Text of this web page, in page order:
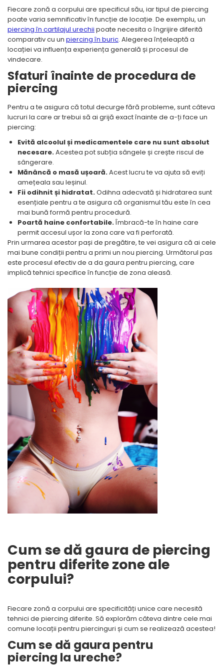
Fiecare zonă a corpului are specificul său, iar tipul de piercing
poate varia semnificativ în funcție de locație. De exemplu, un
piercing în cartilajul urechii poate necesita o îngrijire diferită
comparativ cu un piercing în buric. Alegerea înțeleaptă a
locației va influența experiența generală și procesul de
vindecare.
Sfaturi înainte de procedura de
piercing
Pentru a te asigura că totul decurge fără probleme, sunt câteva
lucruri la care ar trebui să ai grijă exact înainte de a-ți face un
piercing:
Evită alcoolul și medicamentele care nu sunt absolut
necesare.Acestea pot subția sângele și crește riscul de
sângerare.
Mănâncă o masă ușoară.Acest lucru te va ajuta să eviți
amețeala sau leșinul.
Fii odihnit și hidratat.Odihna adecvată și hidratarea sunt
esențiale pentru a te asigura că organismul tău este în cea
mai bună formă pentru procedură.
Poartă haine confortabile.Îmbracă-te în haine care
permit accesul ușor la zona care va fi perforată.
Prin urmarea acestor pași de pregătire, te vei asigura că ai cele
mai bune condiții pentru a primi un nou piercing. Următorul pas
este procesul efectiv de a da gaura pentru piercing, care
implică tehnici specifice în funcție de zona aleasă.
Cum se dă gaura de piercing
pentru diferite zone ale
corpului?
Fiecare zonă a corpului are specificități unice care necesită
tehnici de piercing diferite. Să explorăm câteva dintre cele mai
comune locații pentru piercinguri și cum se realizează acestea!
Cum se dă gaura pentru
piercing la ureche?